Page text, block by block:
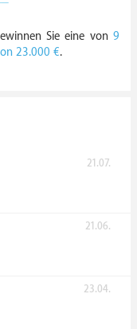
Sie eine von 9
23.000 €.
21.07.
21.06.
23.04.